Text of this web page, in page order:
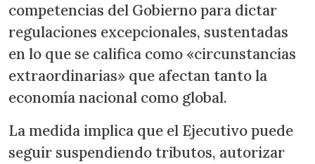
competencias del Gobierno para dictar
regulaciones excepcionales, sustentadas
en lo que se califica como «circunstancias
extraordinarias» que afectan tanto la
economía nacional como global.
La medida implica que el Ejecutivo puede
seguir suspendiendo tributos, autorizar